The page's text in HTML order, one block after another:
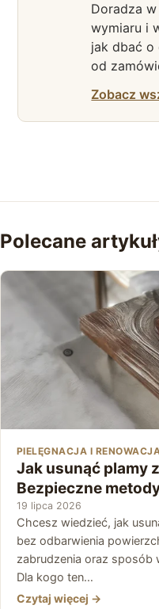
Doradza
wymiaru i
jak dbać o
od
Zobacz
Polecane
PIELĘGNACJA I
Jak usunąć plamy
Bezpieczne
19 lipca 2026
Chcesz wiedzieć, jak
bez odbarwienia
zabrudzenia oraz sposób
Dla kogo ten…
Czytaj więcej →